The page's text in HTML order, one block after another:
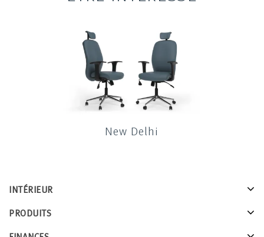
New Delhi
INTÉRIEUR
PRODUITS